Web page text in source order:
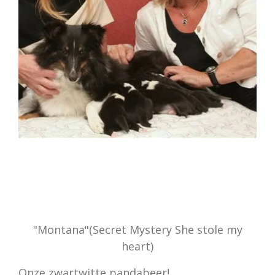
"Montana"(Secret Mystery She stole my
heart)